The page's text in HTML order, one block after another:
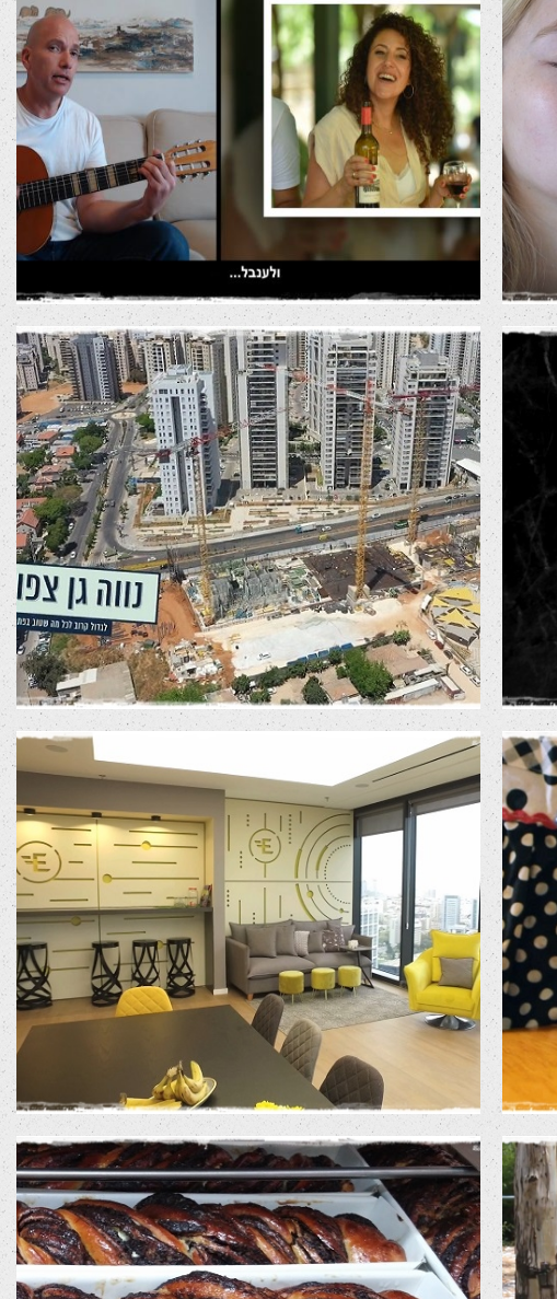
קליפ סיכום 15 שנה למדירה
סרטי שיווק לרשתות חברתיות
פרויקט נדל"ן
סרטי שיווק לרשתות חברתיות סרטי תדמית
פרויקט עיצוב משרדים
סרטי שיווק לרשתות חברתיות סרטי תדמית